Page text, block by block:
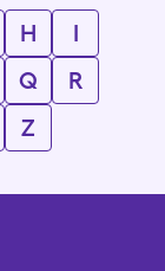
H
I
Q
R
Z